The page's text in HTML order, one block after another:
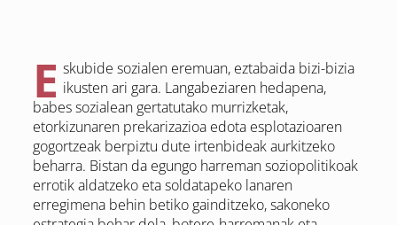
E skubide sozialen eremuan, eztabaida bizi-bizia
ikusten ari gara. Langabeziaren hedapena,
babes sozialean gertatutako murrizketak,
etorkizunaren prekarizazioa edota esplotazioaren
gogortzeak berpiztu dute irtenbideak aurkitzeko
beharra. Bistan da egungo harreman soziopolitikoak
errotik aldatzeko eta soldatapeko lanaren
erregimena behin betiko gainditzeko, sakoneko